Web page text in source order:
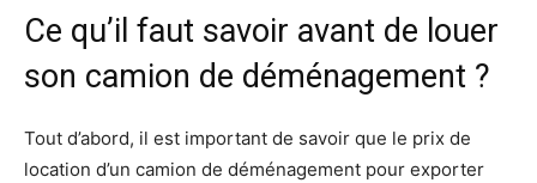
Ce qu’il faut savoir avant de louer
son camion de déménagement ?
Tout d’abord, il est important de savoir que le prix de
location d’un camion de déménagement pour exporter